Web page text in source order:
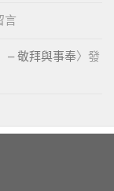
言
– 敬拜與事奉〉發